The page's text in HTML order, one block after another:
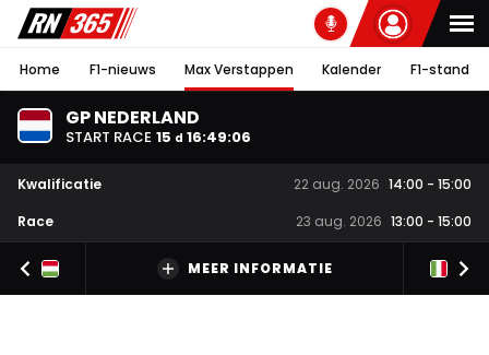
Home F1-nieuws Max Verstappen Kalender F1-stand
GP NEDERLAND
START RACE 15 d 16:49:05
Kwalificatie 22 aug. 2026 14:00 - 15:00
Race
23 aug. 2026 13:00 - 15:00
MEER INFORMATIE